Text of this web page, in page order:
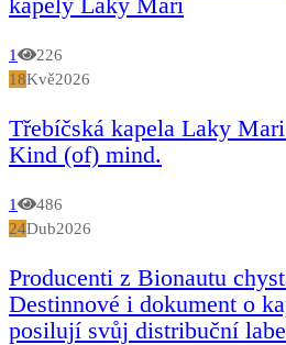
1
226
18Kvě2026
Třebíčská kapela Laky
Kind (of) mind.
1
486
24Dub2026
Producenti z Bionautu
Destinnové i dokument o
posilují svůj distribuční